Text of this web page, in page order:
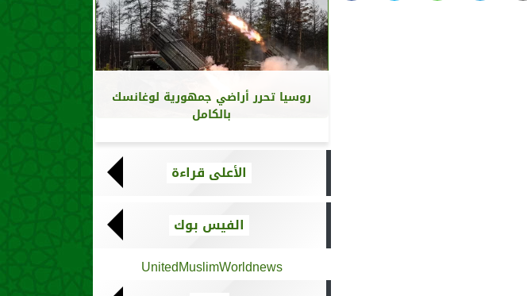
روسيا تحرر أراضي جمهورية لوغانسك
بالكامل
الأعلى قراءة
الفيس بوك
UnitedMuslimWorldnews